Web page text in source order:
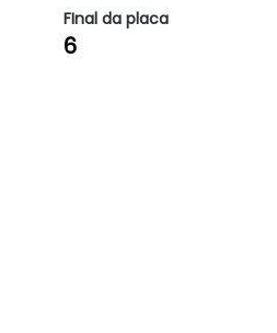
FInal da placa
6